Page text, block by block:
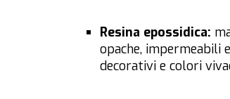
Resina epossidica:
opache, impermeabili
decorativi e colori